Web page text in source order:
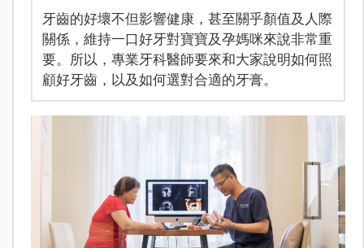
牙齒的好壞不但影響健康，甚至關乎顏值及人際
關係，維持一口好牙對寶寶及孕媽咪來說非常重
要。所以，專業牙科醫師要來和大家說明如何照
顧好牙齒，以及如何選對合適的牙膏。